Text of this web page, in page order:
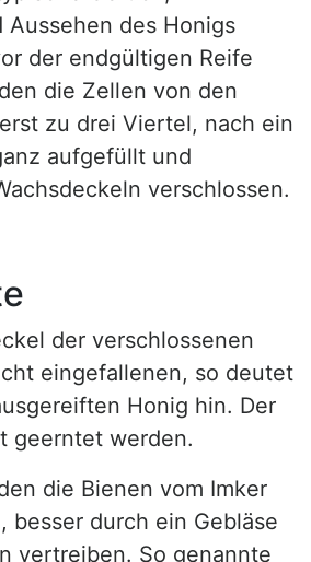
Aussehen des Honigs
der endgültigen Reife
die Zellen von den
zu drei Viertel, nach ein
aufgefüllt und
verschlossen.
der verschlossenen
eingefallenen, so deutet
Honig hin. Der
geerntet werden.
die Bienen vom Imker
besser durch ein Gebläse
vertreiben. So genannte